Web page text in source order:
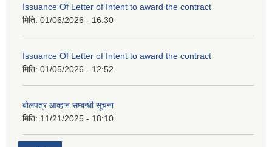
Issuance Of Letter of Intent to award the contract
मिति: 01/06/2026 - 16:30
Issuance Of Letter of Intent to award the contract
मिति: 01/05/2026 - 12:52
बोलपत्र आव्हान सम्बन्धी सूचना
मिति: 11/21/2025 - 18:10